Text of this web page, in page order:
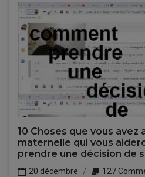
10 Choses que vous avez
maternelle qui vous
prendre une décision de
20 décembre
127